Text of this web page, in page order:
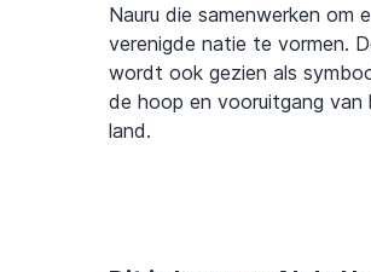
Nauru die samenwerken om
verenigde natie te vormen.
wordt ook gezien als
de hoop en vooruitgang van
land.